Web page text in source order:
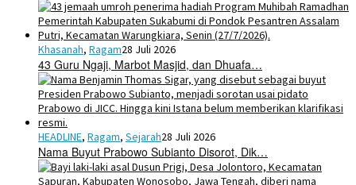
Khasanah, Ragam28 Juli 2026
43 Guru Ngaji, Marbot Masjid, dan Dhuafa…
HEADLINE, Ragam, Sejarah28 Juli 2026
Nama Buyut Prabowo Subianto Disorot, Dik…